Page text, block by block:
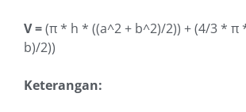
V =(π * h * ((a^2 + b^2)/2)) + (4/3 * π
b)/2))
Keterangan: